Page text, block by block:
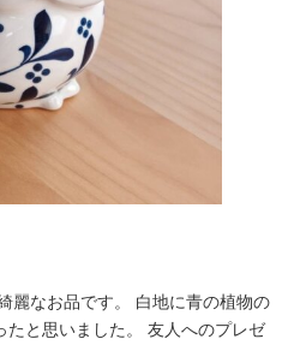
麗なお品です。 白地に青の植物の
と思いました。 友人へのプレゼ